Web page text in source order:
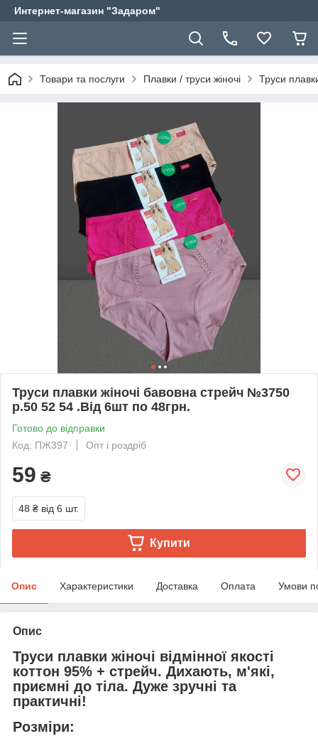
Интернет-магазин "Задаром"
Товари та послуги Плавки / труси жіночі Труси
Труси плавки жіночі бавовна стрейч №3750
р.50 52 54 .Від 6шт по 48грн.
Готово до відправки
Код: ПЖ397
Опт і роздріб
59 ₴
48 ₴ від 6 шт.
Купити
Опис Характеристики Доставка Оплата Умови
Опис
Труси плавки жіночі відмінної якості
коттон 95% + стрейч. Дихають, м'які,
приємні до тіла. Дуже зручні та
практичні!
Розміри: